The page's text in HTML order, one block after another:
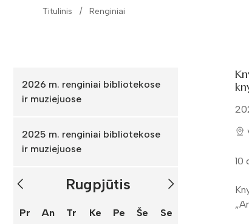
Titulinis Renginiai
2026 m. renginiai bibliotekose
ir muziejuose
2025 m. renginiai bibliotekose
ir muziejuose
Rugpjūtis
Pr An Tr Ke Pe Še Se
10